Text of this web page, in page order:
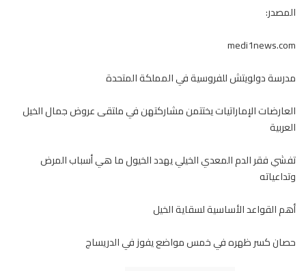
المصدر:
medi1news.com
مدرسة دولويتش للفروسية في المملكة المتحدة
العارضات الإماراتيات يختتمن مشاركتهن في ملتقى عروض جمال الخيل
العربية
تفشي فقر الدم المعدي الخيلي يهدد الخيول ما هي أسباب المرض
وتداعياته
أهم القواعد الأساسية لسقاية الخيل
حصان كسر ظهره في خمس مواضع يفوز في الدريساج